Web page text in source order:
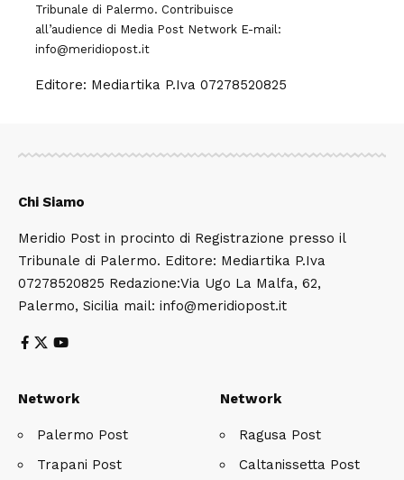
Tribunale di Palermo. Contribuisce
all’audience di Media Post Network E-mail:
info@meridiopost.it
Editore: Mediartika P.Iva 07278520825
Chi Siamo
Meridio Post in procinto di Registrazione presso il
Tribunale di Palermo. Editore: Mediartika P.Iva
07278520825 Redazione:Via Ugo La Malfa, 62,
Palermo, Sicilia mail: info@meridiopost.it
Network
Palermo Post
Trapani Post
Network
Ragusa Post
Caltanissetta Post